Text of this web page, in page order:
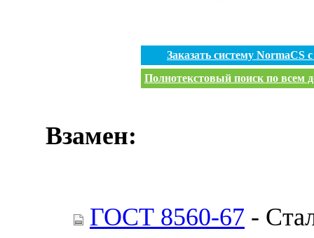
Заказать систему
Полнотекстовый поиск по всем
Взамен:
ГОСТ 8560-67 -